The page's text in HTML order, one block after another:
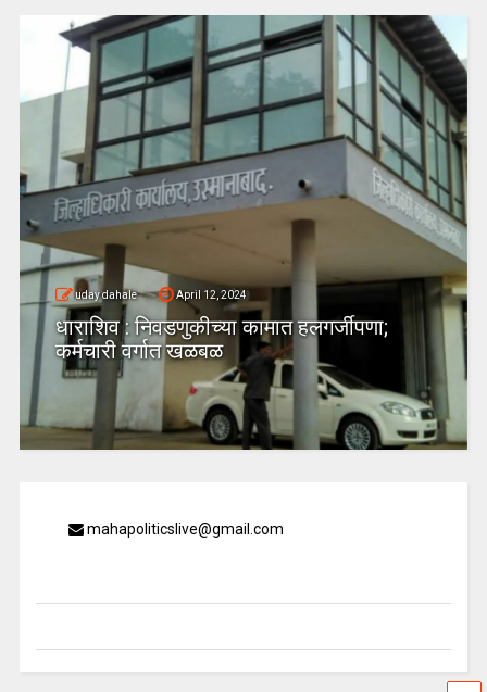
uday dahale April 12, 2024
धाराशिव : निवडणुकीच्या कामात हलगर्जीपणा;
कर्मचारी वर्गात खळबळ
mahapoliticslive@gmail.com